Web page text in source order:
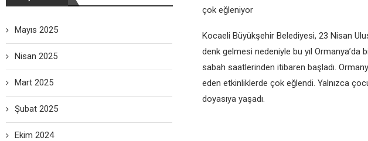
çok eğleniyor
Kocaeli Büyükşehir Belediyesi, 23 Nisan
denk gelmesi nedeniyle bu yıl
sabah saatlerinden itibaren başladı.
eden etkinliklerde çok eğlendi. Yalnızca
doyasıya yaşadı.
Mayıs 2025
Nisan 2025
Mart 2025
Şubat 2025
Ekim 2024